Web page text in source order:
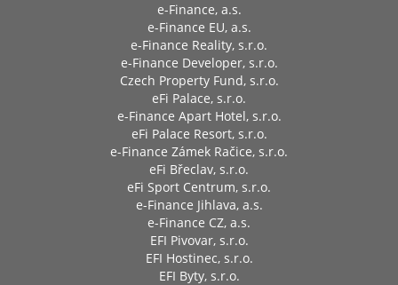
e-Finance, a.s.
e-Finance EU, a.s.
e-Finance Reality, s.r.o.
e-Finance Developer, s.r.o.
Czech Property Fund, s.r.o.
eFi Palace, s.r.o.
e-Finance Apart Hotel, s.r.o.
eFi Palace Resort, s.r.o.
e-Finance Zámek Račice, s.r.o.
eFi Břeclav, s.r.o.
eFi Sport Centrum, s.r.o.
e-Finance Jihlava, a.s.
e-Finance CZ, a.s.
EFI Pivovar, s.r.o.
EFI Hostinec, s.r.o.
EFI Byty, s.r.o.